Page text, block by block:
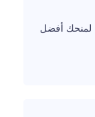
لمنحك أفضل